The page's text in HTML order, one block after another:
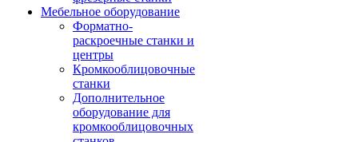
Мебельное оборудование
Форматно-
раскроечные станки и
центры
Кромкооблицовочные
станки
Дополнительное
оборудование для
кромкооблицовочных